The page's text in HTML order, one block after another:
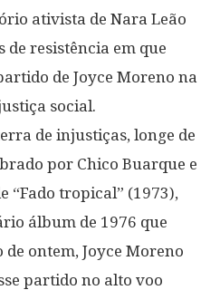
ativista de Nara Leão
de resistência em que
de Joyce Moreno na
social.
de injustiças, longe de
por Chico Buarque e
“Fado tropical” (1973),
álbum de 1976 que
ontem, Joyce Moreno
partido no alto voo